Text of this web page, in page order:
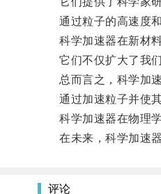
通过粒子的高速度和
科学加速器在新材料
它们不仅扩大了我们
总而言之，科学加速
通过加速粒子并使其
科学加速器在物理学
在未来，科学加速器
评论